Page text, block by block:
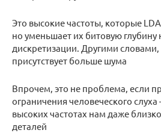
Это высокие частоты, которые
но уменьшает их битовую глубину
дискретизации. Другими словами,
присутствует больше шума
Впрочем, это не проблема, если
ограничения человеческого
высоких частотах нам даже
деталей